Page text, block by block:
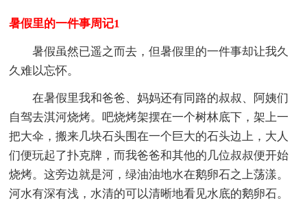
暑假里的一件事周记1
暑假虽然已遥之而去，但暑假里的一件事却让我久
久难以忘怀。
在暑假里我和爸爸、妈妈还有同路的叔叔、阿姨们
自驾去淇河烧烤。吧烧烤架摆在一个树林底下，架上一
把大伞，搬来几块石头围在一个巨大的石头边上，大人
们便玩起了扑克牌，而我爸爸和其他的几位叔叔便开始
烧烤。这旁边就是河，绿油油地水在鹅卵石之上荡漾。
河水有深有浅，水清的可以清晰地看见水底的鹅卵石。